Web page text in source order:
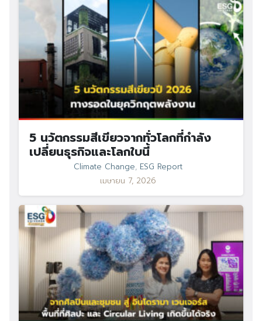
5 นวัตกรรมสีเขียวจากทั่วโลกที่กำลัง
เปลี่ยนธุรกิจและโลกใบนี้
Climate Change, ESG Report
เมษายน 7, 2026